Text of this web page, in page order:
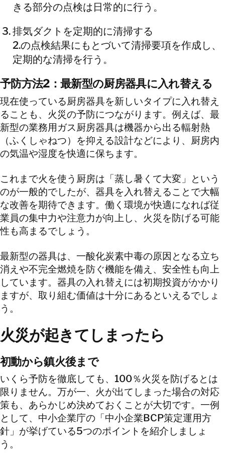
きる部分の点検は日常的に行う。
排気ダクトを定期的に清掃する
2.の点検結果にもとづいて清掃要項を作成し、
定期的な清掃を行う。
予防方法2：最新型の厨房器具に入れ替える
現在使っている厨房器具を新しいタイプに入れ替え
ることも、火災の予防につながります。例えば、最
新型の業務用ガス厨房器具は機器から出る輻射熱
（ふくしゃねつ）を抑える設計などにより、厨房内
の気温や湿度を快適に保ちます。
これまで火を使う厨房は「蒸し暑くて大変」という
のが一般的でしたが、器具を入れ替えることで大幅
な改善を期待できます。働く環境が快適になれば従
業員の集中力や注意力が向上し、火災を防げる可能
性も高まるでしょう。
最新型の器具は、一酸化炭素中毒の原因となる立ち
消えや不完全燃焼を防ぐ機能を備え、安全性も向上
しています。器具の入れ替えには初期投資がかかり
ますが、取り組む価値は十分にあるといえるでしょ
う。
火災が起きてしまったら
初動から鎮火後まで
いくら予防を徹底しても、100％火災を防げるとは
限りません。万が一、火が出てしまった場合の対応
策も、あらかじめ決めておくことが大切です。一例
として、中小企業庁の「中小企業BCP策定運用方
針」が挙げている5つのポイントを紹介しましょ
う。